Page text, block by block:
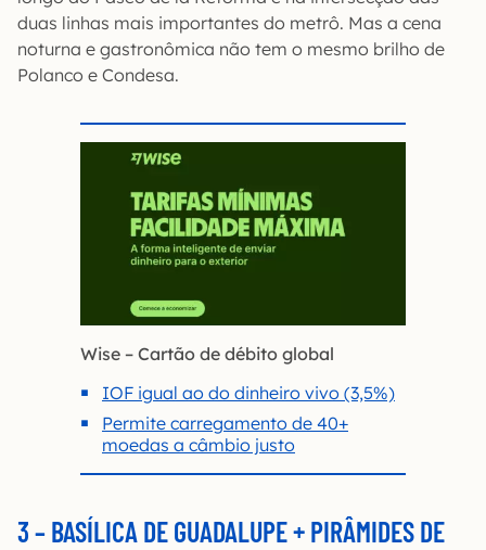
duas linhas mais importantes do metrô. Mas a cena
noturna e gastronômica não tem o mesmo brilho de
Polanco e Condesa.
Wise – Cartão de débito global
IOF igual ao do dinheiro vivo (3,5%)
Permite carregamento de 40+
moedas a câmbio justo
3 –BASÍLICA DE GUADALUPE + PIRÂMIDES DE